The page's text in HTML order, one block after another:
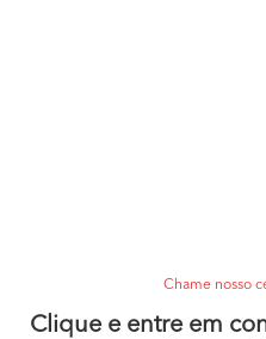
Chame nosso
Clique e entre em